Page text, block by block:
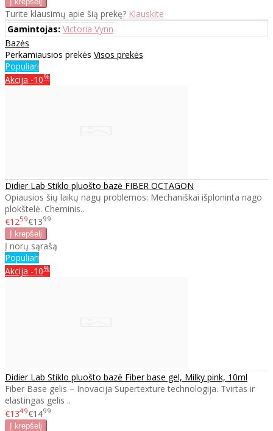
Turite klausimų apie šią prekę? Klauskite
Gamintojas: Victoria Vynn
Bazės
Perkamiausios prekės Visos prekės
Populiari
Akcija -10%
Didier Lab Stiklo pluošto bazė FIBER OCTAGON
Opiausios šių laikų nagų problemos: Mechaniškai išploninta nago
plokštelė. Cheminis..
€1259€1399
Į norų sąrašą
Populiari
Akcija -10%
Didier Lab Stiklo pluošto bazė Fiber base gel, Milky pink, 10ml
Fiber Base gelis – Inovacija Supertexture technologija. Tvirtas ir
elastingas gelis ..
€1349€1499